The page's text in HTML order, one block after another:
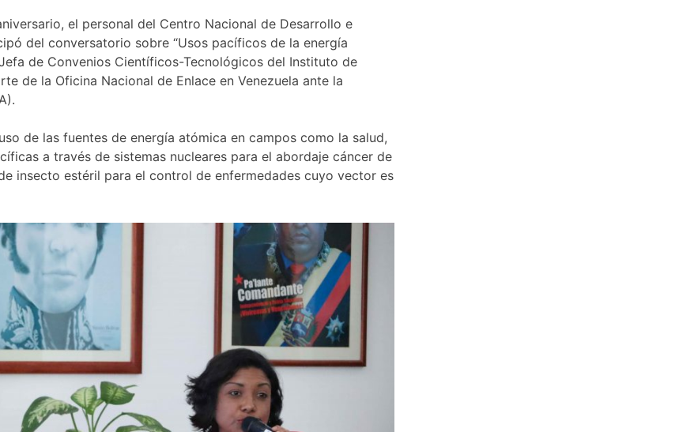
el personal del Centro Nacional de Desarrollo e
del conversatorio sobre “Usos pacíficos de la energía
de Convenios Científicos-Tecnológicos del Instituto de
de la Oficina Nacional de Enlace en Venezuela ante la
de las fuentes de energía atómica en campos como la salud,
a través de sistemas nucleares para el abordaje cáncer de
insecto estéril para el control de enfermedades cuyo vector es